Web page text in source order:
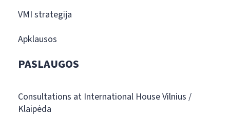
VMI strategija
Apklausos
PASLAUGOS
Consultations at International House Vilnius /
Klaipėda